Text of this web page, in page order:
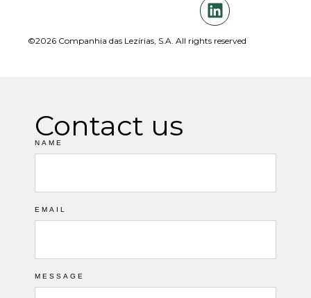
©2026 Companhia das Lezírias, S.A. All rights reserved
Contact us
NAME
EMAIL
MESSAGE